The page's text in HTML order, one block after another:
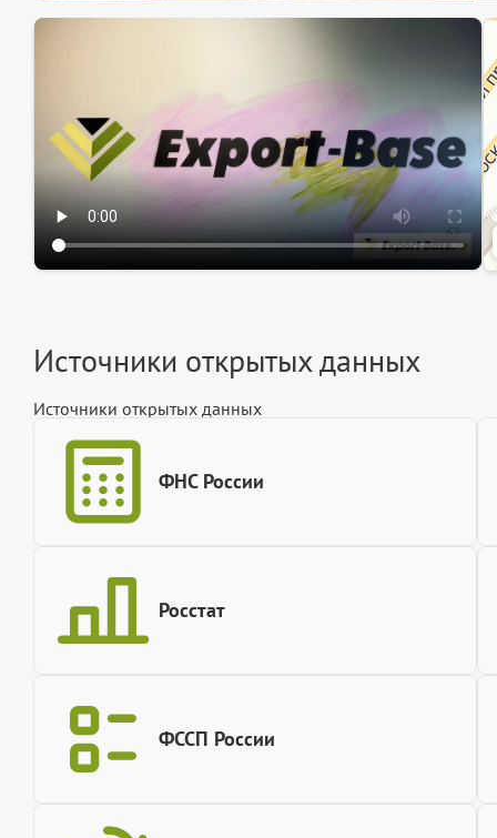
Источники открытых данных
Источники открытых данных
ФНС России
Росстат
ФССП России